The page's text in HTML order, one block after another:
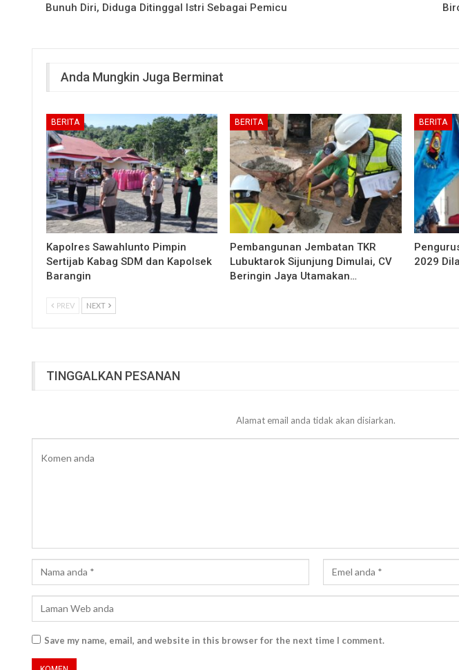
Bunuh Diri, Diduga Ditinggal Istri Sebagai Pemicu
Anda Mungkin Juga Berminat
BERITA
Kapolres Sawahlunto Pimpin
Sertijab Kabag SDM dan Kapolsek
Barangin
BERITA
Pembangunan Jembatan TKR
Lubuktarok Sijunjung Dimulai, CV
Beringin Jaya Utamakan…
BERITA
2029
PREV NEXT
TINGGALKAN PESANAN
Alamat email anda tidak akan disiarkan.
Save my name, email, and website in this browser for the next time I comment.